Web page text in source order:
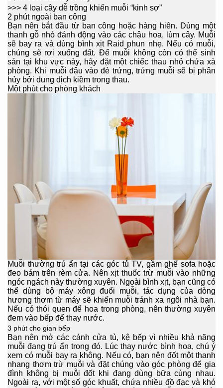
>>> 4 loại cây dễ trồng khiến muỗi “kinh sợ”
2 phút ngoài ban công
Bạn nên bắt đầu từ ban công hoặc hàng hiên. Dùng một
thanh gỗ nhỏ đánh động vào các chậu hoa, lùm cây. Muỗi
sẽ bay ra và dùng bình xịt Raid phun nhẹ. Nếu có muỗi,
chúng sẽ rơi xuống đất. Để muỗi không còn có thể sinh
sản tại khu vực này, hãy đặt một chiếc thau nhỏ chứa xà
phòng. Khi muỗi đậu vào đẻ trứng, trứng muỗi sẽ bị phân
hủy bởi dung dịch kiềm trong thau.
Một phút cho phòng khách
Muỗi thường trú ẩn tại các góc tủ TV, gầm ghế sofa hoặc
đeo bám trên rèm cửa. Nên xịt thuốc trừ muỗi vào những
ngóc ngách này thường xuyên. Ngoài bình xịt, bạn cũng có
thể dùng bộ máy xông đuổi muỗi, tác dụng của dòng
hương thơm từ máy sẽ khiến muỗi tránh xa ngôi nhà bạn.
Nếu có thói quen để hoa trong phòng, nên thường xuyên
đem vào bếp để thay nước.
3 phút cho gian bếp
Bạn nên mở các cánh cửa tủ, kệ bếp vì nhiều khả năng
muỗi đang trú ẩn trong đó. Lúc thay nước bình hoa, chú ý
xem có muỗi bay ra không. Nếu có, bạn nên đốt một thanh
nhang thơm trừ muỗi và đặt chúng vào góc phòng để gia
đình không bị muỗi đốt khi đang dùng bữa cùng nhau.
Ngoài ra, với một số góc khuất, chứa nhiều đồ đạc và khó